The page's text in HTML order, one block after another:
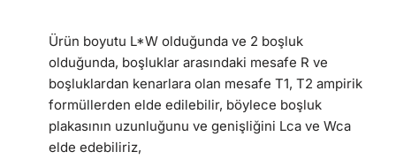
Ürün boyutu L*W olduğunda ve 2 boşluk
olduğunda, boşluklar arasındaki mesafe R ve
boşluklardan kenarlara olan mesafe T1, T2 ampirik
formüllerden elde edilebilir, böylece boşluk
plakasının uzunluğunu ve genişliğini Lca ve Wca
elde edebiliriz,